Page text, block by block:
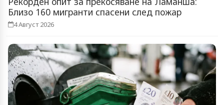
Близо 160 мигранти спасени след пожар
4 Август 2026